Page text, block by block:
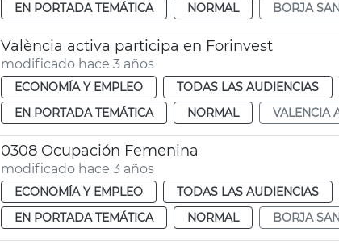
EN PORTADA TEMÁTICA
NORMAL BORJA
València activa participa en Forinvest
modificado hace 3 años
ECONOMÍA Y EMPLEO TODAS LAS AUDIENCIAS
EN PORTADA TEMÁTICA
NORMAL VALENCIA
0308 Ocupación Femenina
modificado hace 3 años
ECONOMÍA Y EMPLEO TODAS LAS AUDIENCIAS
EN PORTADA TEMÁTICA
NORMAL BORJA